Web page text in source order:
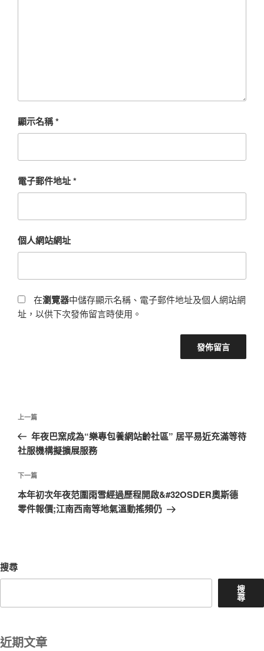
顯示名稱*
電子郵件地址*
個人網站網址
在瀏覽器中儲存顯示名稱、電子郵件地址及個人網站網
址，以供下次發佈留言時使用。
文
導
覽
上
一
篇
章
上一篇
年夜巴窯成為“樂專包養網站齡社區” 居平易近充滿等待
社服機構擬擴展服務
下
一
篇
下一篇
本年初次年夜范圍雨雪經過歷程開啟&#32OSDER奧斯德
零件報價;江南西南等地氣溫動搖頻仍
搜尋
搜
尋
近期文章